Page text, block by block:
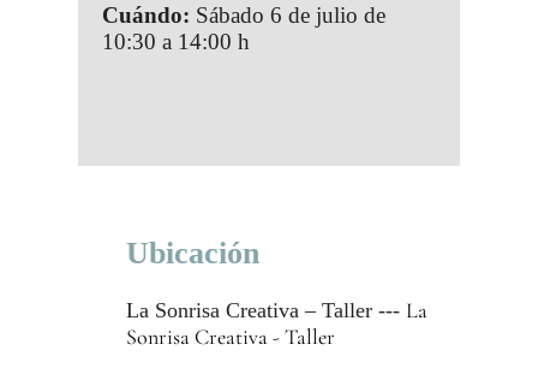
Cuándo: Sábado 6 de julio de
10:30 a 14:00 h
Ubicación
La Sonrisa Creativa – Taller --- La
Sonrisa Creativa - Taller